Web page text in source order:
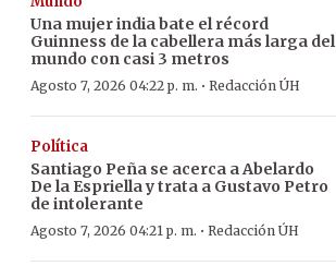
Una mujer india bate el récord
Guinness de la cabellera más larga del
mundo con casi 3 metros
Agosto 7, 2026 04:22 p. m. · Redacción ÚH
Política
Santiago Peña se acerca a Abelardo
De la Espriella y trata a Gustavo Petro
de intolerante
Agosto 7, 2026 04:21 p. m. · Redacción ÚH